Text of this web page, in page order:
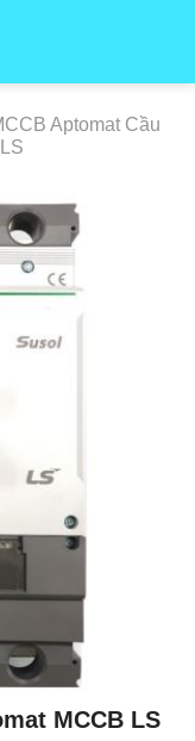
Aptomat Cầu
MCCB LS